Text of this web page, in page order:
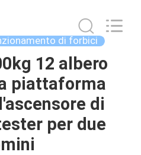
di forbici
12 albero
piattaforma
di
per due